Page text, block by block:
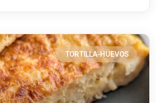
TORTILLA-HUEVOS